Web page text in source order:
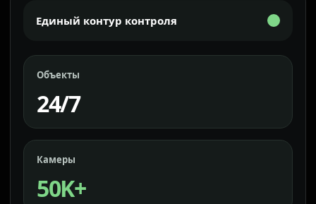
Единый контур контроля
Объекты
24/7
Камеры
50K+